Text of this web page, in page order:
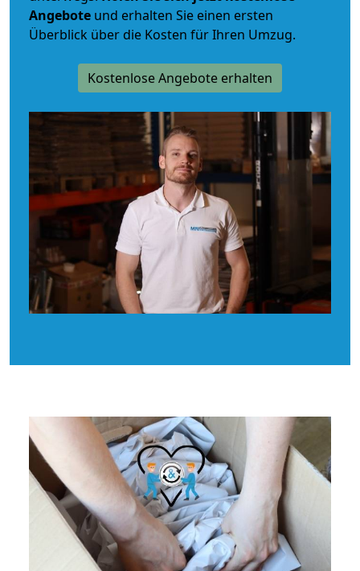
Angebote und erhalten Sie einen ersten
Überblick über die Kosten für Ihren Umzug.
Kostenlose Angebote erhalten